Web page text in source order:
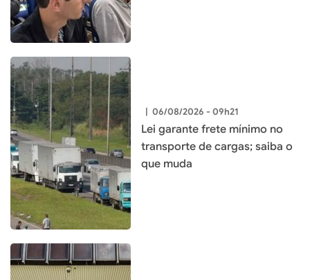
| 06/08/2026 - 09h21
Lei garante frete mínimo no
transporte de cargas; saiba o
que muda